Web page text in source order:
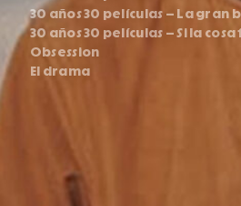
30 años 30 películas – La gran
30 años 30 películas – Si la
Obsession
El drama